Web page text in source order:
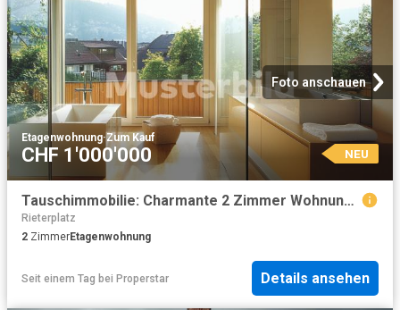
Foto anschauen
Etagenwohnung·Zum Kauf
CHF 1'000'000 NEU
Tauschimmobilie: Charmante 2 Zimmer Wohnung im Herzen von Zürich
Rieterplatz
2 ZimmerEtagenwohnung
Seit einem Tag bei Properstar Details ansehen